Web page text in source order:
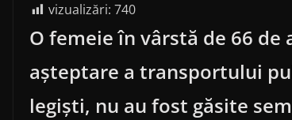
vizualizări: 740
O femeie în vârstă de 66
așteptare a transportului
legiști, nu au fost găsite